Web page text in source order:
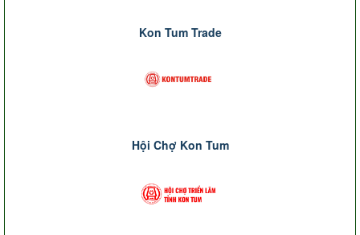
Kon Tum Trade
Hội Chợ Kon Tum